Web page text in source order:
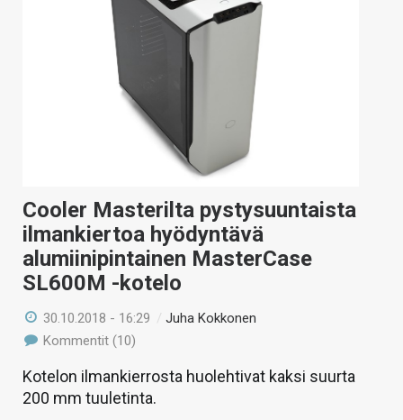
Cooler Masterilta pystysuuntaista
ilmankiertoa hyödyntävä
alumiinipintainen MasterCase
SL600M -kotelo
30.10.2018 - 16:29 /Juha Kokkonen
Kommentit (10)
Kotelon ilmankierrosta huolehtivat kaksi suurta
200 mm tuuletinta.